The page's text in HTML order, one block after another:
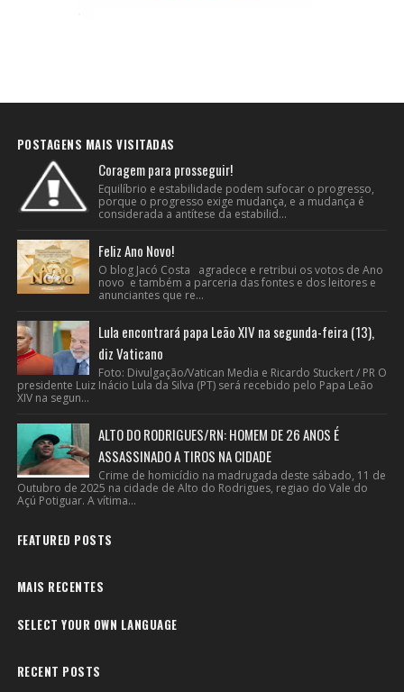
POSTAGENS MAIS VISITADAS
Coragem para prosseguir!
Equilíbrio e estabilidade podem sufocar o progresso,
porque o progresso exige mudança, e a mudança é
considerada a antítese da estabilid...
Feliz Ano Novo!
O blog Jacó Costa agradece e retribui os votos de Ano
novo e também a parceria das fontes e dos leitores e
anunciantes que re...
Lula encontrará papa Leão XIV na segunda-feira (13),
diz Vaticano
Foto: Divulgação/Vatican Media e Ricardo Stuckert / PR O
presidente Luiz Inácio Lula da Silva (PT) será recebido pelo Papa Leão
XIV na segun...
ALTO DO RODRIGUES/RN: HOMEM DE 26 ANOS É
ASSASSINADO A TIROS NA CIDADE
Crime de homicídio na madrugada deste sábado, 11 de
Outubro de 2025 na cidade de Alto do Rodrigues, regiao do Vale do
Açú Potiguar. A vítima...
FEATURED POSTS
MAIS RECENTES
SELECT YOUR OWN LANGUAGE
RECENT POSTS